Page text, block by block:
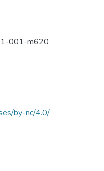
001-m620
by-nc/4.0/